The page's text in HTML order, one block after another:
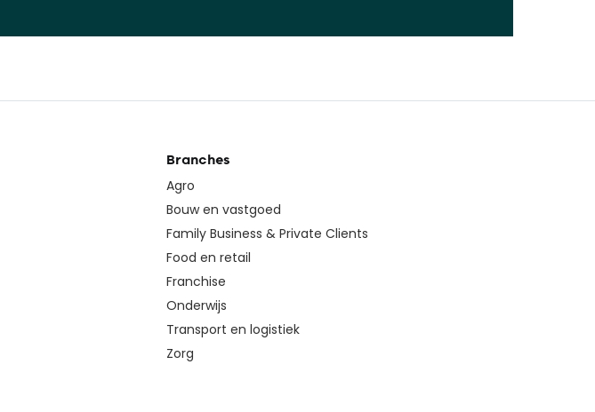
Branches
Agro
Bouw en vastgoed
Family Business & Private Clients
Food en retail
Franchise
Onderwijs
Transport en logistiek
Zorg